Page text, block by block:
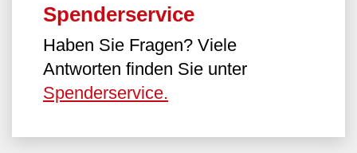
Spenderservice
Haben Sie Fragen? Viele
Antworten finden Sie unter
Spenderservice.